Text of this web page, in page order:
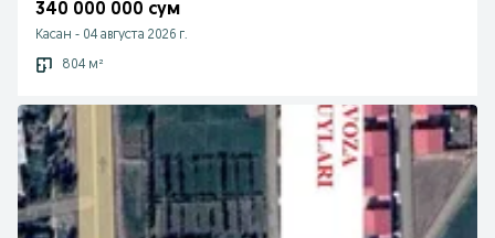
340 000 000 сум
Касан - 04 августа 2026 г.
804 м²